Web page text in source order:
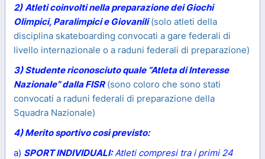
2) Atleti coinvolti nella preparazione dei Giochi
Olimpici, Paralimpici e Giovanili(solo atleti della
disciplina skateboarding convocati a gare federali di
livello internazionale o a raduni federali di preparazione)
3) Studente riconosciuto quale “Atleta di Interesse
Nazionale” dalla FISR(sono coloro che sono stati
convocati a raduni federali di preparazione della
Squadra Nazionale)
4) Merito sportivo così previsto:
a) SPORT INDIVIDUALI:Atleti compresi tra i primi 24